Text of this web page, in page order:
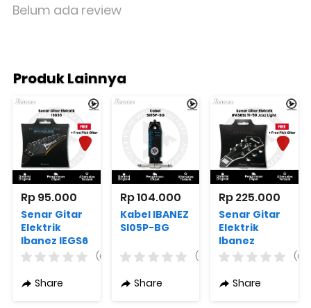
Belum ada review
Produk Lainnya
Rp 95.000
Senar Gitar
Elektrik
Ibanez IEGS6
(0)
Share
Rp 104.000
Kabel IBANEZ
SI05P-BG
(0)
Share
Rp 225.000
Senar Gitar
Elektrik
Ibanez
IFAS6SL 11-50
Free Pick
(0)
Share